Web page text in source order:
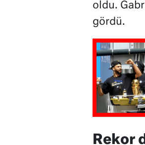
oldu.
gördü.
Rekor